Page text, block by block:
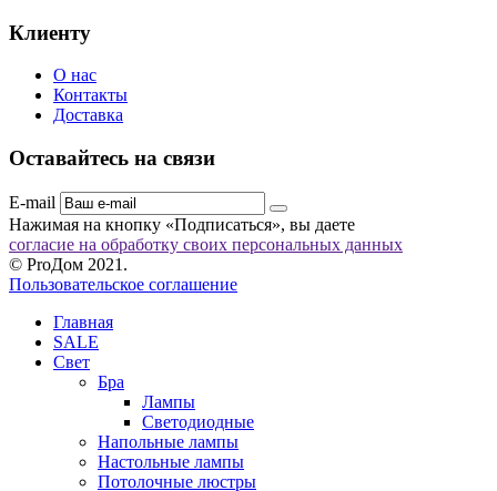
Клиенту
О нас
Контакты
Доставка
Оставайтесь на связи
E-mail
Нажимая на кнопку «Подписаться», вы даете
согласие на обработку своих персональных данных
© ProДом 2021.
Пользовательское соглашение
Главная
SALE
Свет
Бра
Лампы
Светодиодные
Напольные лампы
Настольные лампы
Потолочные люстры